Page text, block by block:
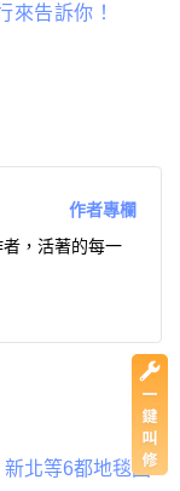
來告訴你！
作者專欄
，活著的每一
北等6都地毯回